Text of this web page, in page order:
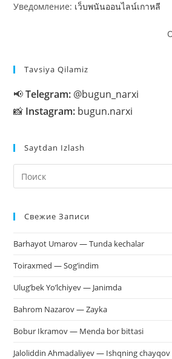
Уведомление: เว็บพนันออนไลน์เกาหลี
Tavsiya Qilamiz
📢Telegram: @bugun_narxi
📸 Instagram: bugun.narxi
Saytdan Izlash
Свежие Записи
Barhayot Umarov — Tunda kechalar
Toiraxmed — Sog’indim
Ulug’bek Yo’lchiyev — Janimda
Bahrom Nazarov — Zayka
Bobur Ikramov — Menda bor bittasi
Jaloliddin Ahmadaliyev — Ishqning